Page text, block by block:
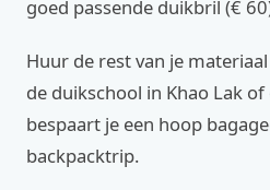
goed passende duikbril (€
Huur de rest van je
de duikschool in Khao Lak
bespaart je een hoop
backpacktrip.